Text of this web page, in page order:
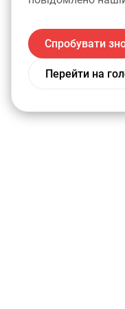
Спробувати
Перейти на